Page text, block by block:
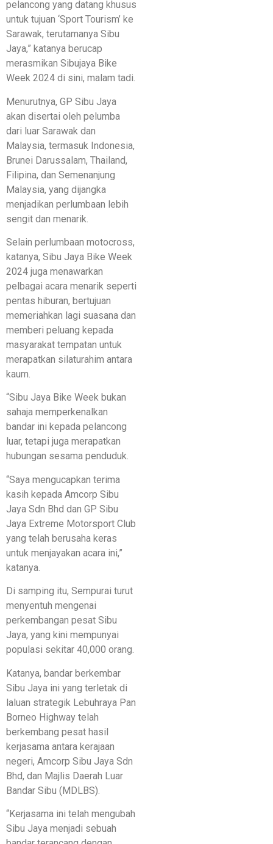
pelancong yang datang khusus
untuk tujuan ‘Sport Tourism’ ke
Sarawak, terutamanya Sibu
Jaya,” katanya berucap
merasmikan Sibujaya Bike
Week 2024 di sini, malam tadi.
Menurutnya, GP Sibu Jaya
akan disertai oleh pelumba
dari luar Sarawak dan
Malaysia, termasuk Indonesia,
Brunei Darussalam, Thailand,
Filipina, dan Semenanjung
Malaysia, yang dijangka
menjadikan perlumbaan lebih
sengit dan menarik.
Selain perlumbaan motocross,
katanya, Sibu Jaya Bike Week
2024 juga menawarkan
pelbagai acara menarik seperti
pentas hiburan, bertujuan
memeriahkan lagi suasana dan
memberi peluang kepada
masyarakat tempatan untuk
merapatkan silaturahim antara
kaum.
“Sibu Jaya Bike Week bukan
sahaja memperkenalkan
bandar ini kepada pelancong
luar, tetapi juga merapatkan
hubungan sesama penduduk.
“Saya mengucapkan terima
kasih kepada Amcorp Sibu
Jaya Sdn Bhd dan GP Sibu
Jaya Extreme Motorsport Club
yang telah berusaha keras
untuk menjayakan acara ini,”
katanya.
Di samping itu, Sempurai turut
menyentuh mengenai
perkembangan pesat Sibu
Jaya, yang kini mempunyai
populasi sekitar 40,000 orang.
Katanya, bandar berkembar
Sibu Jaya ini yang terletak di
laluan strategik Lebuhraya Pan
Borneo Highway telah
berkembang pesat hasil
kerjasama antara kerajaan
negeri, Amcorp Sibu Jaya Sdn
Bhd, dan Majlis Daerah Luar
Bandar Sibu (MDLBS).
“Kerjasama ini telah mengubah
Sibu Jaya menjadi sebuah